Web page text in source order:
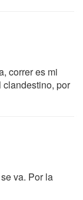
correr es mi
clandestino, por
va. Por la